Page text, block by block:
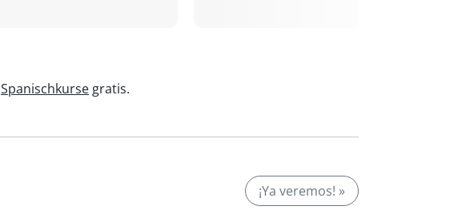
Spanischkurse gratis.
¡Ya veremos! »